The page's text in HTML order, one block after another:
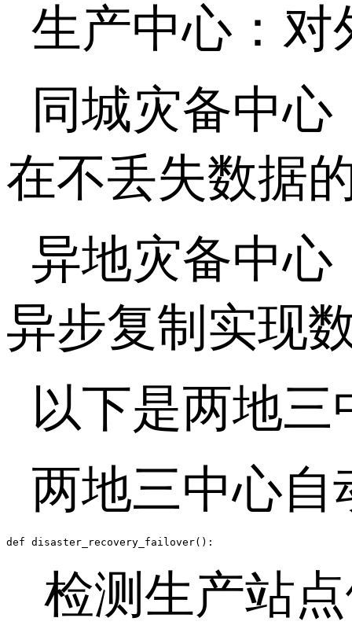
生产中心：对
同城灾备中
在不丢失数据
异地灾备中心
异步复制实现
以下是两地
两地三中心自
def disaster_recovery_failover():
检测生产站